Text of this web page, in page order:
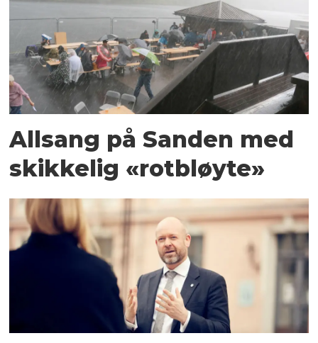
Allsang på Sanden med
skikkelig «rotbløyte»